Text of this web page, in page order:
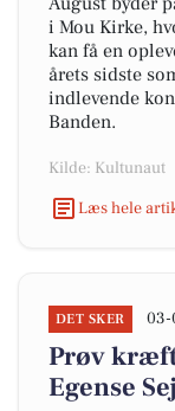
i Mou Kirke,
kan få en
årets sidste
indlevende
Banden.
Kilde: Kultunaut
Læs hele
DET SKER 03-
Prøv
Egense